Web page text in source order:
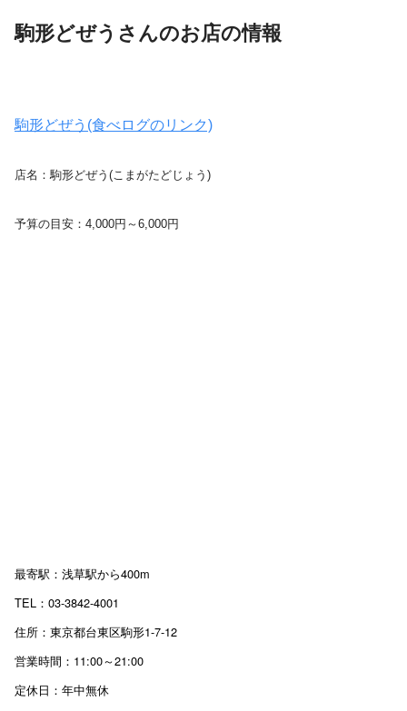
駒形どぜうさんのお店の情報
駒形どぜう(食べログのリンク)
店名：駒形どぜう(こまがたどじょう)
予算の目安：4,000円～6,000円
最寄駅：浅草駅から400m
TEL：03-3842-4001
住所：東京都台東区駒形1-7-12
営業時間：11:00～21:00
定休日：年中無休